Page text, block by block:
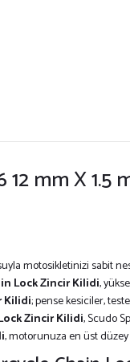
12 mm X
motosikletinizi sabit
Lock Zincir Kilidi,
Kilidi; pense kesiciler,
Zincir Kilidi, Scudo
, motorunuza en üst düzey